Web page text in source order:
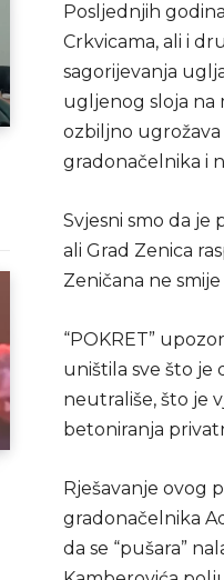
Posljednjih
Crkvicama, ali i
sagorijevanja
ugljenog sloja na
ozbiljno
gradonačelnika i
Svjesni smo da
ali Grad Zenica
Zeničana ne
“POKRET”
uništila sve što je
neutrališe, što je
betoniranja
Rješavanje ovog
gradonačelnika
da se “pušara”